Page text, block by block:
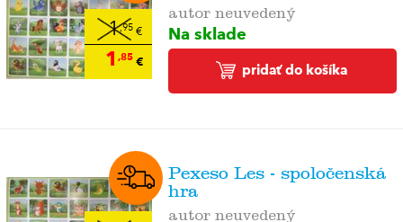
1,95€
1 ,85€
autor neuvedený
Na sklade
pridať do košíka
Pexeso Les - spoločenská
hra
autor neuvedený